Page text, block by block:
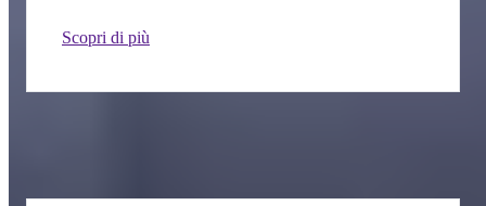
Scopri di più